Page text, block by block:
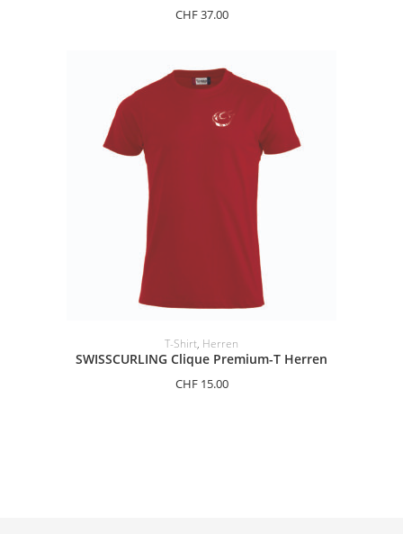
CHF37.00
OPTIONEN AUSWÄHLEN
T-Shirt, Herren
SWISSCURLING Clique Premium-T Herren
CHF15.00